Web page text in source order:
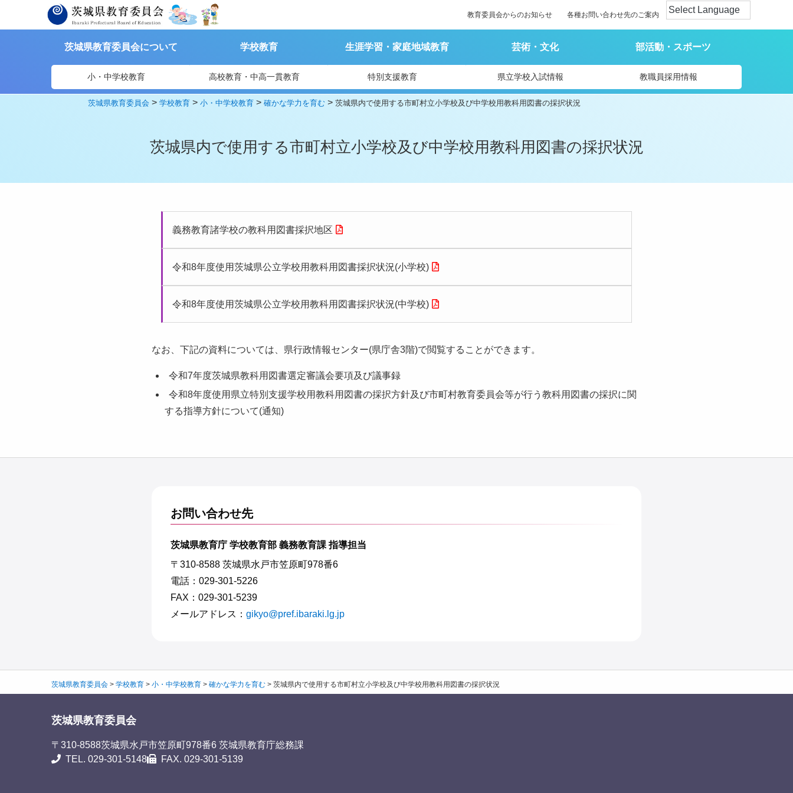
教育委員会からのお知らせ 各種お問い合わせ先のご案内
茨城県教育委員会について 学校教育 生涯学習・家庭地域教育 芸術・文化 部活動・スポーツ
小・中学校教育 高校教育・中高一貫教育 特別支援教育 県立学校入試情報 教職員採用情報
茨城県教育委員会 >学校教育 >小・中学校教育 >確かな学力を育む >茨城県内で使用する市町村立小学校及び中学校用教科用図書の採択状況
茨城県内で使用する市町村立小学校及び中学校用教科用図書の採択状況
義務教育諸学校の教科用図書採択地区
令和8年度使用茨城県公立学校用教科用図書採択状況(小学校)
令和8年度使用茨城県公立学校用教科用図書採択状況(中学校)
なお、下記の資料については、県行政情報センター(県庁舎3階)で閲覧することができます。
令和7年度茨城県教科用図書選定審議会要項及び議事録
令和8年度使用県立特別支援学校用教科用図書の採択方針及び市町村教育委員会等が行う教科用図書の採択に関
する指導方針について(通知)
お問い合わせ先
茨城県教育庁 学校教育部 義務教育課 指導担当
〒310-8588 茨城県水戸市笠原町978番6
電話：029-301-5226
FAX：029-301-5239
メールアドレス： gikyo@pref.ibaraki.lg.jp
茨城県教育委員会 > 学校教育 > 小・中学校教育 > 確かな学力を育む > 茨城県内で使用する市町村立小学校及び中学校用教科用図書の採択状況
茨城県教育委員会
〒310-8588茨城県水戸市笠原町978番6 茨城県教育庁総務課
TEL. 029-301-5148
FAX. 029-301-5139